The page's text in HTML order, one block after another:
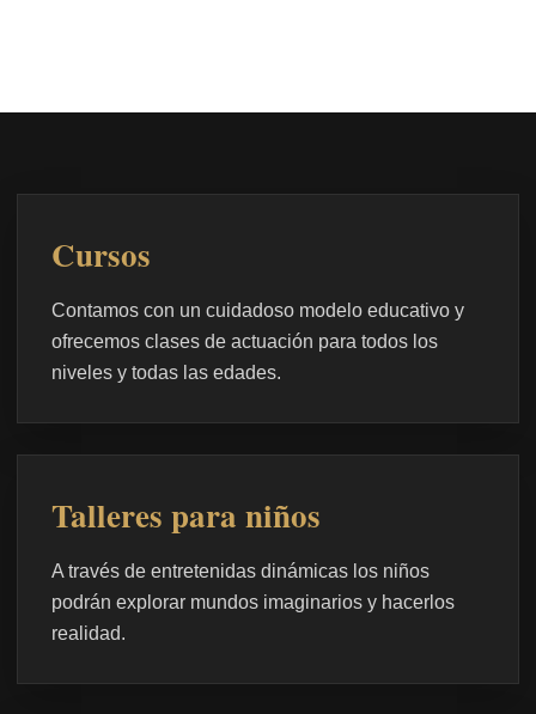
Cursos
Contamos con un cuidadoso modelo educativo y
ofrecemos clases de actuación para todos los
niveles y todas las edades.
Talleres para niños
A través de entretenidas dinámicas los niños
podrán explorar mundos imaginarios y hacerlos
realidad.